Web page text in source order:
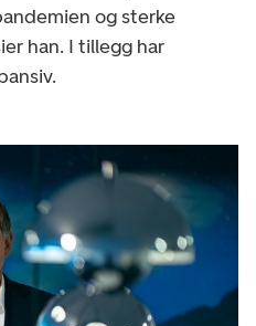
og sterke
han. I tillegg har